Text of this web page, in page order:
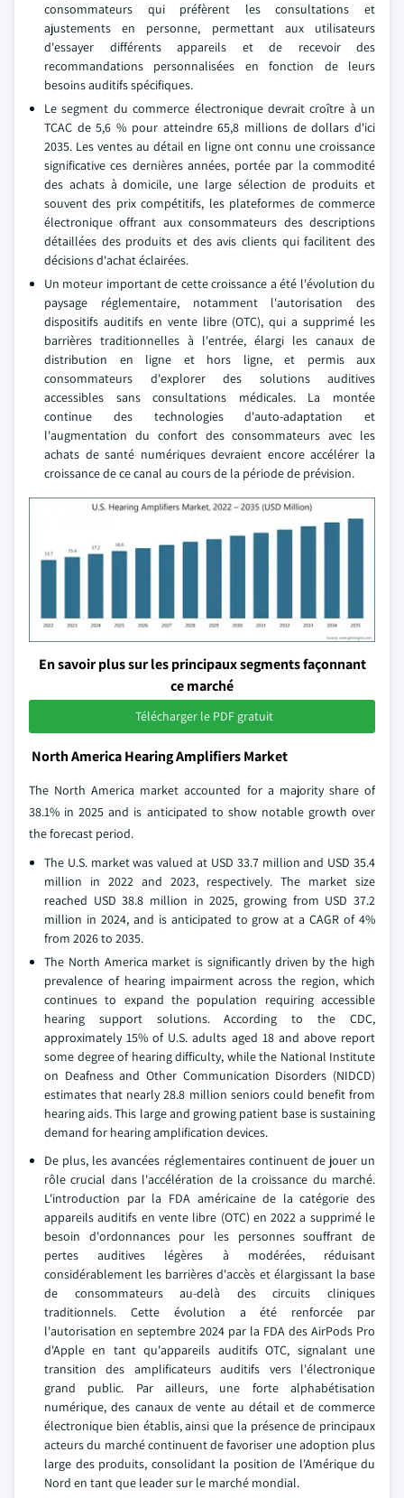
consommateurs qui préfèrent les consultations et
ajustements en personne, permettant aux utilisateurs
d'essayer différents appareils et de recevoir des
recommandations personnalisées en fonction de leurs
besoins auditifs spécifiques.
Le segment du commerce électronique devrait croître à un
TCAC de 5,6 % pour atteindre 65,8 millions de dollars d'ici
2035. Les ventes au détail en ligne ont connu une croissance
significative ces dernières années, portée par la commodité
des achats à domicile, une large sélection de produits et
souvent des prix compétitifs, les plateformes de commerce
électronique offrant aux consommateurs des descriptions
détaillées des produits et des avis clients qui facilitent des
décisions d'achat éclairées.
Un moteur important de cette croissance a été l'évolution du
paysage réglementaire, notamment l'autorisation des
dispositifs auditifs en vente libre (OTC), qui a supprimé les
barrières traditionnelles à l'entrée, élargi les canaux de
distribution en ligne et hors ligne, et permis aux
consommateurs d'explorer des solutions auditives
accessibles sans consultations médicales. La montée
continue des technologies d'auto-adaptation et
l'augmentation du confort des consommateurs avec les
achats de santé numériques devraient encore accélérer la
croissance de ce canal au cours de la période de prévision.
En savoir plus sur les principaux segments façonnant
ce marché
Télécharger le PDF gratuit
North America Hearing Amplifiers Market
The North America market accounted for a majority share of
38.1% in 2025 and is anticipated to show notable growth over
the forecast period.
The U.S. market was valued at USD 33.7 million and USD 35.4
million in 2022 and 2023, respectively. The market size
reached USD 38.8 million in 2025, growing from USD 37.2
million in 2024, and is anticipated to grow at a CAGR of 4%
from 2026 to 2035.
The North America market is significantly driven by the high
prevalence of hearing impairment across the region, which
continues to expand the population requiring accessible
hearing support solutions. According to the CDC,
approximately 15% of U.S. adults aged 18 and above report
some degree of hearing difficulty, while the National Institute
on Deafness and Other Communication Disorders (NIDCD)
estimates that nearly 28.8 million seniors could benefit from
hearing aids. This large and growing patient base is sustaining
demand for hearing amplification devices.
De plus, les avancées réglementaires continuent de jouer un
rôle crucial dans l'accélération de la croissance du marché.
L'introduction par la FDA américaine de la catégorie des
appareils auditifs en vente libre (OTC) en 2022 a supprimé le
besoin d'ordonnances pour les personnes souffrant de
pertes auditives légères à modérées, réduisant
considérablement les barrières d'accès et élargissant la base
de consommateurs au-delà des circuits cliniques
traditionnels. Cette évolution a été renforcée par
l'autorisation en septembre 2024 par la FDA des AirPods Pro
d'Apple en tant qu'appareils auditifs OTC, signalant une
transition des amplificateurs auditifs vers l'électronique
grand public. Par ailleurs, une forte alphabétisation
numérique, des canaux de vente au détail et de commerce
électronique bien établis, ainsi que la présence de principaux
acteurs du marché continuent de favoriser une adoption plus
large des produits, consolidant la position de l'Amérique du
Nord en tant que leader sur le marché mondial.